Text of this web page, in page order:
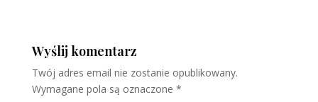
Wyślij komentarz
Twój adres email nie zostanie opublikowany.
Wymagane pola są oznaczone *